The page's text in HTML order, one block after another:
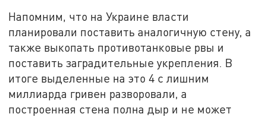
Напомним, что на Украине власти
планировали поставить аналогичную стену, а
также выкопать противотанковые рвы и
поставить заградительные укрепления. В
итоге выделенные на это 4 с лишним
миллиарда гривен разворовали, а
построенная стена полна дыр и не может